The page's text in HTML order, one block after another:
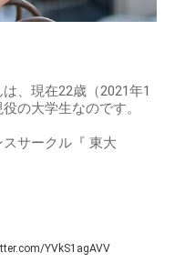
、現在22歳（2021年1
の大学生なのです。
サークル『 東大
YVkS1agAVV